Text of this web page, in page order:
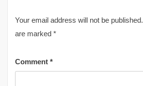
Your email address will not be published.
are marked *
Comment *